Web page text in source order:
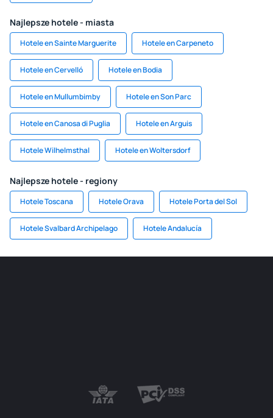
Najlepsze hotele - miasta
Hotele en Sainte Marguerite Hotele en Carpeneto
Hotele en Cervelló Hotele en Bodia
Hotele en Mullumbimby Hotele en Son Parc
Hotele en Canosa di Puglia Hotele en Arguis
Hotele Wilhelmsthal Hotele en Woltersdorf
Najlepsze hotele - regiony
Hotele Toscana Hotele Orava Hotele Porta del Sol
Hotele Svalbard Archipelago Hotele Andalucía